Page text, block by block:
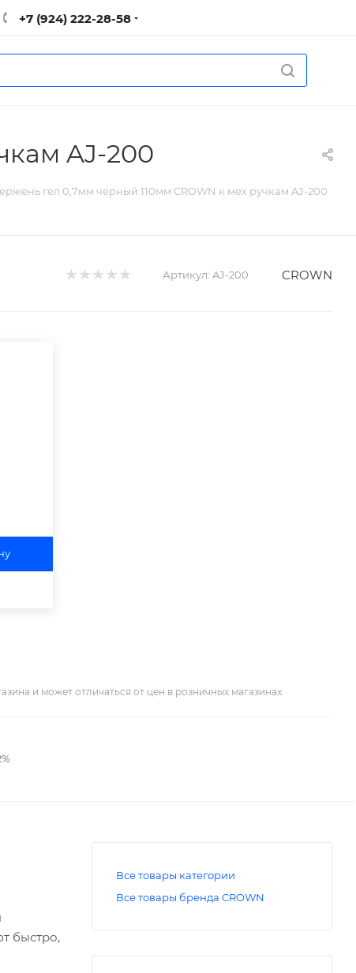
+7 (924) 222-28-58
AJ-200
гел 0,7мм черный 110мм CROWN к мех ручкам AJ-200
Артикул: AJ-200 CROWN
и может отличаться от цен в розничных магазинах
быстро,
Все товары категории
Все товары бренда CROWN